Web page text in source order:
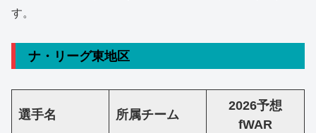
す。
ナ・リーグ東地区
選手名 所属チーム
2026予想
fWAR